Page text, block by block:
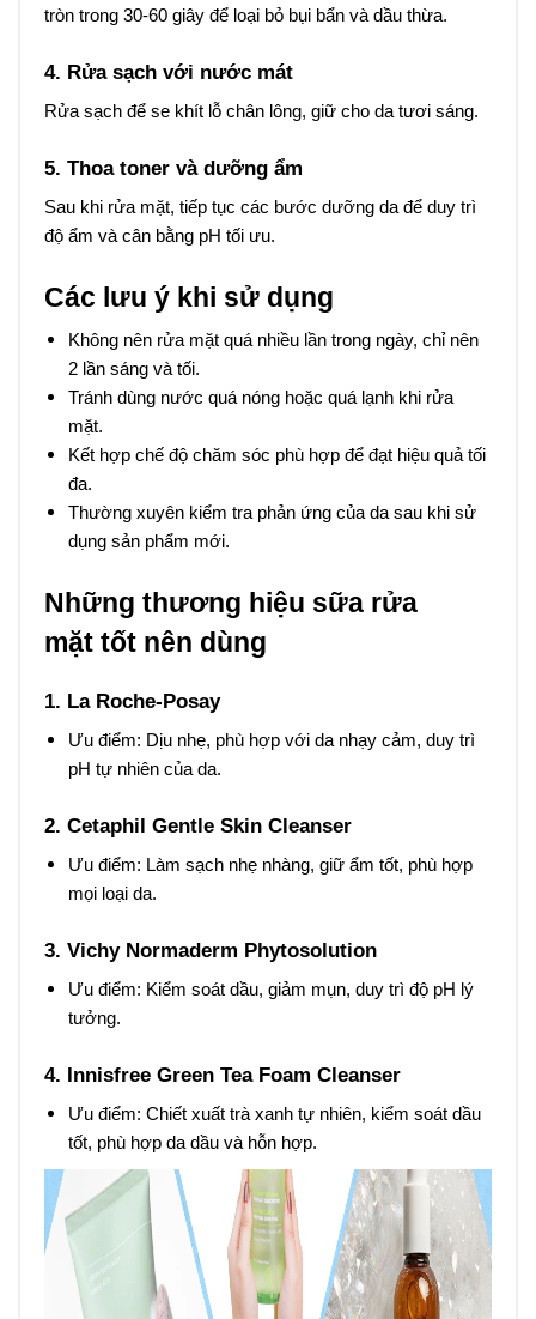
tròn trong 30-60 giây để loại bỏ bụi bẩn và dầu thừa.
4. Rửa sạch với nước mát
Rửa sạch để se khít lỗ chân lông, giữ cho da tươi sáng.
5. Thoa toner và dưỡng ẩm
Sau khi rửa mặt, tiếp tục các bước dưỡng da để duy trì
độ ẩm và cân bằng pH tối ưu.
Các lưu ý khi sử dụng
Không nên rửa mặt quá nhiều lần trong ngày, chỉ nên
2 lần sáng và tối.
Tránh dùng nước quá nóng hoặc quá lạnh khi rửa
mặt.
Kết hợp chế độ chăm sóc phù hợp để đạt hiệu quả tối
đa.
Thường xuyên kiểm tra phản ứng của da sau khi sử
dụng sản phẩm mới.
Những thương hiệu sữa rửa
mặt tốt nên dùng
1. La Roche-Posay
Ưu điểm: Dịu nhẹ, phù hợp với da nhạy cảm, duy trì
pH tự nhiên của da.
2. Cetaphil Gentle Skin Cleanser
Ưu điểm: Làm sạch nhẹ nhàng, giữ ẩm tốt, phù hợp
mọi loại da.
3. Vichy Normaderm Phytosolution
Ưu điểm: Kiểm soát dầu, giảm mụn, duy trì độ pH lý
tưởng.
4. Innisfree Green Tea Foam Cleanser
Ưu điểm: Chiết xuất trà xanh tự nhiên, kiểm soát dầu
tốt, phù hợp da dầu và hỗn hợp.